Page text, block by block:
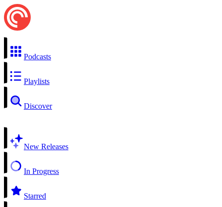
Podcasts
Playlists
Discover
New Releases
In Progress
Starred